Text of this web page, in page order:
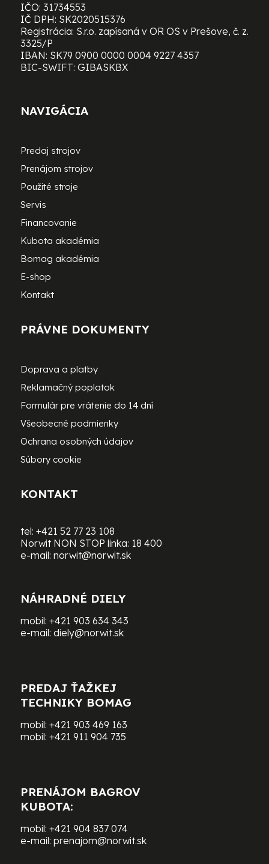
IČO: 31734553
IČ DPH: SK2020515376
Registrácia: S.r.o. zapísaná v OR OS v Prešove, č. z.
3325/P
IBAN: SK79 0900 0000 0004 9227 4357
BIC-SWIFT: GIBASKBX
NAVIGÁCIA
Predaj strojov
Prenájom strojov
Použité stroje
Servis
Financovanie
Kubota akadémia
Bomag akadémia
E-shop
Kontakt
PRÁVNE DOKUMENTY
Doprava a platby
Reklamačný poplatok
Formulár pre vrátenie do 14 dní
Všeobecné podmienky
Ochrana osobných údajov
Súbory cookie
KONTAKT
tel: +421 52 77 23 108
Norwit NON STOP linka: 18 400
e-mail: norwit@norwit.sk
NÁHRADNÉ DIELY
mobil: +421 903 634 343
e-mail: diely@norwit.sk
PREDAJ ŤAŽKEJ
TECHNIKY BOMAG
mobil: +421 903 469 163
mobil: +421 911 904 735
PRENÁJOM BAGROV
KUBOTA:
mobil: +421 904 837 074
e-mail: prenajom@norwit.sk